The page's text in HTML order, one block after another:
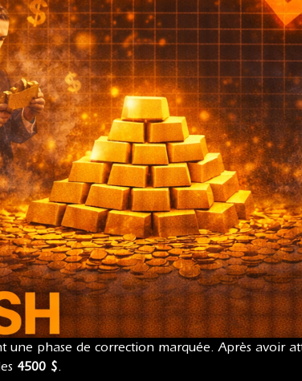
une phase de correction marquée. Après avoir
4500 $.